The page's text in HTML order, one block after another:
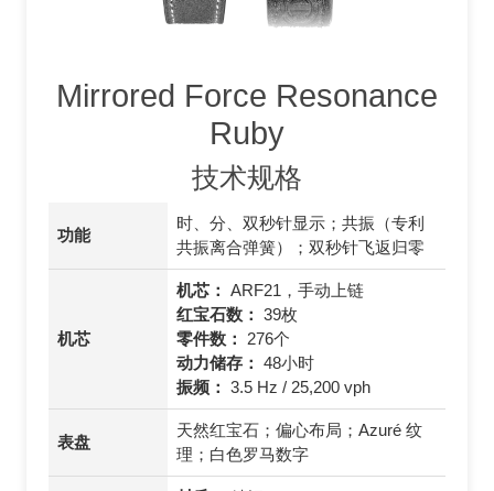
Mirrored Force Resonance
Ruby
技术规格
功能
时、分、双秒针显示；共振（专利
共振离合弹簧）；双秒针飞返归零
机芯
机芯： ARF21，手动上链
红宝石数： 39枚
零件数：
276个
动力储存： 48小时
振频： 3.5 Hz / 25,200 vph
表盘
天然红宝石；偏心布局；Azuré 纹
理；白色罗马数字